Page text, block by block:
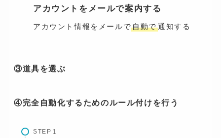
アカウントをメールで案内する
アカウント情報をメールで自動で通知する
③道具を選ぶ
④完全自動化するためのルール付けを行う
STEP